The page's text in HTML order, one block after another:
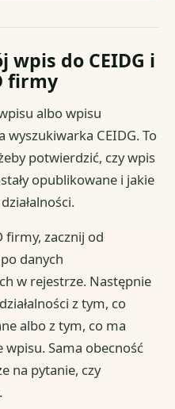
wpis do CEIDG i
firmy
albo wpisu
wyszukiwarka CEIDG. To
potwierdzić, czy wpis
opublikowane i jakie
firmy, zacznij od
danych
w rejestrze. Następnie
z tym, co
albo z tym, co ma
wpisu. Sama obecność
na pytanie, czy